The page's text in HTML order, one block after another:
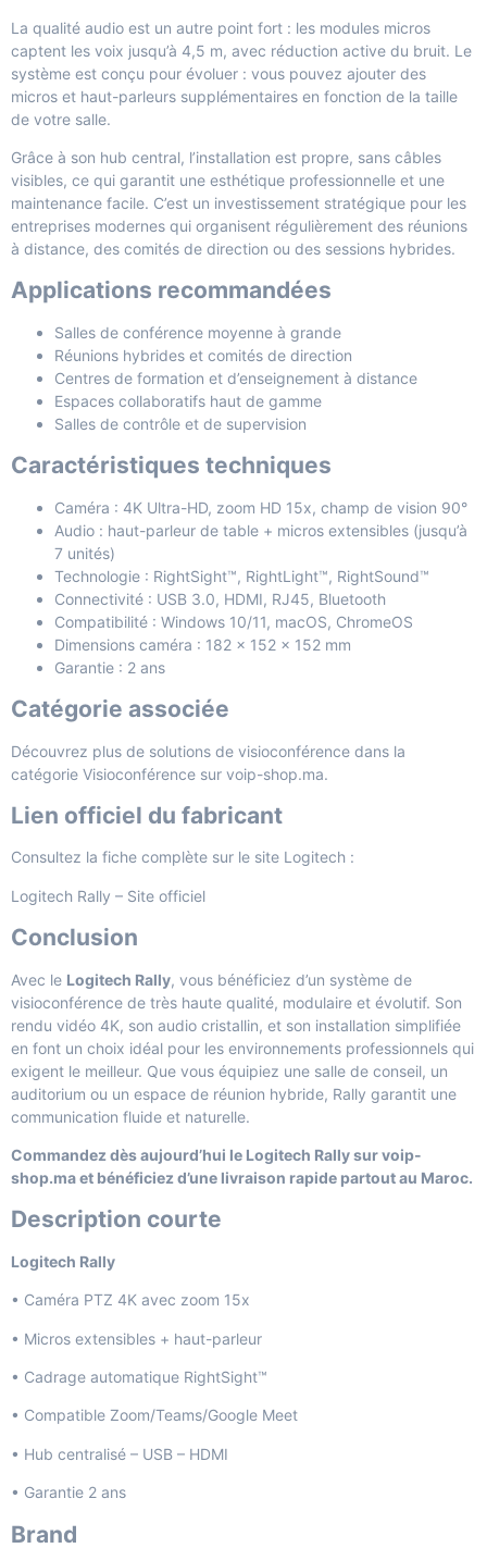
La qualité audio est un autre point fort : les modules micros
captent les voix jusqu’à 4,5 m, avec réduction active du bruit. Le
système est conçu pour évoluer : vous pouvez ajouter des
micros et haut-parleurs supplémentaires en fonction de la taille
de votre salle.
Grâce à son hub central, l’installation est propre, sans câbles
visibles, ce qui garantit une esthétique professionnelle et une
maintenance facile. C’est un investissement stratégique pour les
entreprises modernes qui organisent régulièrement des réunions
à distance, des comités de direction ou des sessions hybrides.
Applications recommandées
Salles de conférence moyenne à grande
Réunions hybrides et comités de direction
Centres de formation et d’enseignement à distance
Espaces collaboratifs haut de gamme
Salles de contrôle et de supervision
Caractéristiques techniques
Caméra : 4K Ultra-HD, zoom HD 15x, champ de vision 90°
Audio : haut-parleur de table + micros extensibles (jusqu’à
7 unités)
Technologie : RightSight™, RightLight™, RightSound™
Connectivité : USB 3.0, HDMI, RJ45, Bluetooth
Compatibilité : Windows 10/11, macOS, ChromeOS
Dimensions caméra : 182 x 152 x 152 mm
Garantie : 2 ans
Catégorie associée
Découvrez plus de solutions de visioconférence dans la
catégorie Visioconférence sur voip-shop.ma.
Lien officiel du fabricant
Consultez la fiche complète sur le site Logitech :
Logitech Rally – Site officiel
Conclusion
Avec le Logitech Rally, vous bénéficiez d’un système de
visioconférence de très haute qualité, modulaire et évolutif. Son
rendu vidéo 4K, son audio cristallin, et son installation simplifiée
en font un choix idéal pour les environnements professionnels qui
exigent le meilleur. Que vous équipiez une salle de conseil, un
auditorium ou un espace de réunion hybride, Rally garantit une
communication fluide et naturelle.
Commandez dès aujourd’hui le Logitech Rally sur voip-
shop.ma et bénéficiez d’une livraison rapide partout au Maroc.
Description courte
Logitech Rally
• Caméra PTZ 4K avec zoom 15x
• Micros extensibles + haut-parleur
• Cadrage automatique RightSight™
• Compatible Zoom/Teams/Google Meet
• Hub centralisé – USB – HDMI
• Garantie 2 ans
Brand